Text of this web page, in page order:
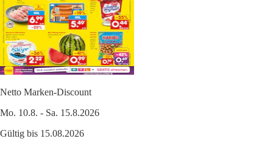
Netto Marken-Discount
Mo. 10.8. - Sa. 15.8.2026
Gültig bis 15.08.2026